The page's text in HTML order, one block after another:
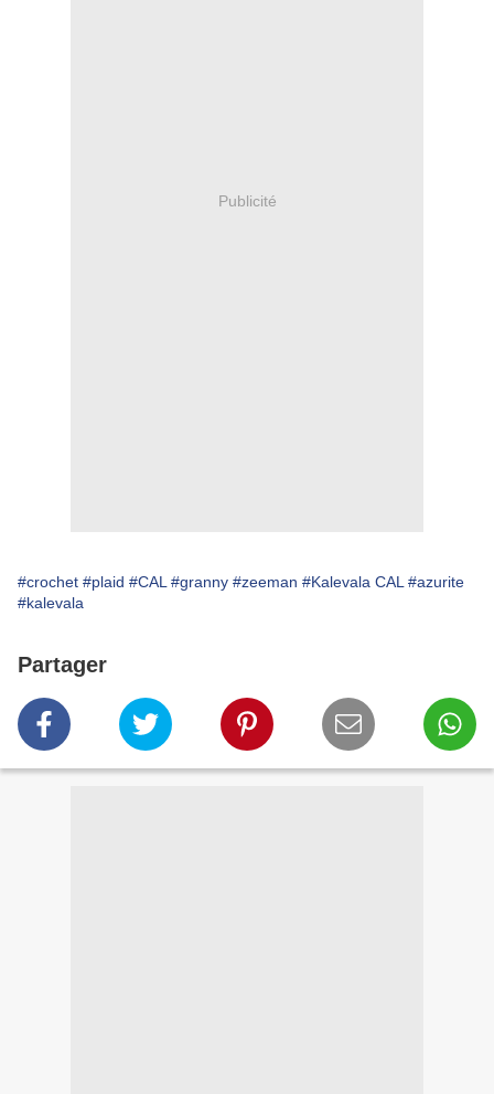
Publicité
#crochet #plaid #CAL #granny #zeeman #Kalevala CAL #azurite
#kalevala
Partager